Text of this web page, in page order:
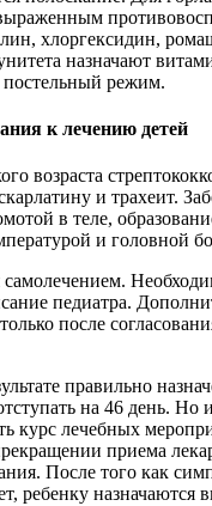
хлоргексидин,
назначают
режим.
к лечению детей
возраста
и трахеит.
в теле,
и головной
самолечением.
педиатра.
после
правильно
на 46 день. Но
курс лечебных
приема
После того как
ребенку назначаются